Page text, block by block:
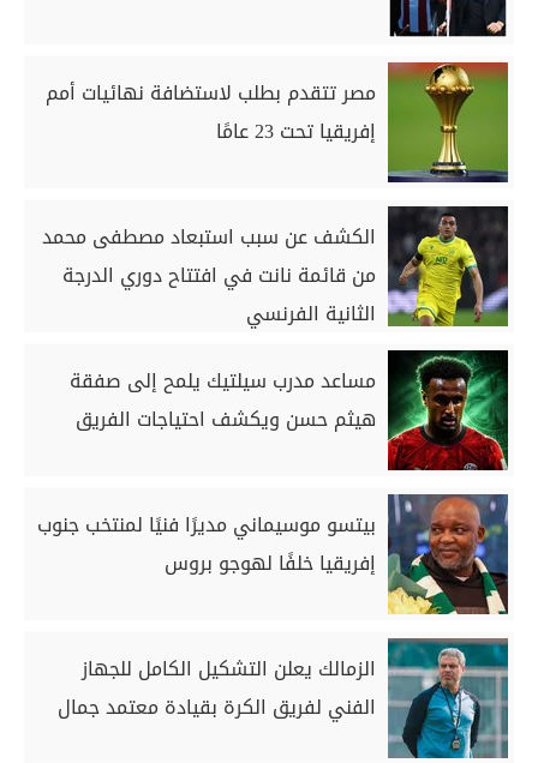
مصر تتقدم بطلب لاستضافة نهائيات أمم
إفريقيا تحت 23 عامًا
الكشف عن سبب استبعاد مصطفى محمد
من قائمة نانت في افتتاح دوري الدرجة
الثانية الفرنسي
مساعد مدرب سيلتيك يلمح إلى صفقة
هيثم حسن ويكشف احتياجات الفريق
بيتسو موسيماني مديرًا فنيًا لمنتخب جنوب
إفريقيا خلفًا لهوجو بروس
الزمالك يعلن التشكيل الكامل للجهاز
الفني لفريق الكرة بقيادة معتمد جمال